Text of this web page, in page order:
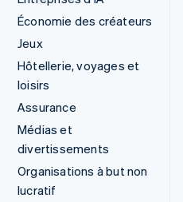
Économie des créateurs
Jeux
Hôtellerie, voyages et
loisirs
Assurance
Médias et
divertissements
Organisations à but non
lucratif